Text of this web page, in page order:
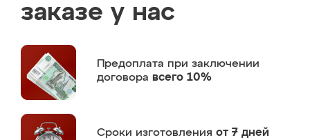
заказе у нас
Предоплата при заключении
договора всего 10%
Сроки изготовления от 7 дней